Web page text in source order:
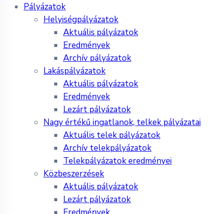
Pályázatok
Helyiségpályázatok
Aktuális pályázatok
Eredmények
Archív pályázatok
Lakáspályázatok
Aktuális pályázatok
Eredmények
Lezárt pályázatok
Nagy értékű ingatlanok, telkek pályázatai
Aktuális telek pályázatok
Archív telekpályázatok
Telekpályázatok eredményei
Közbeszerzések
Aktuális pályázatok
Lezárt pályázatok